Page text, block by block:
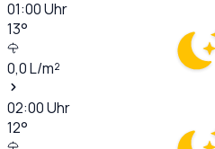
01:00Uhr
13°
0,0L/m²
02:00Uhr
12°